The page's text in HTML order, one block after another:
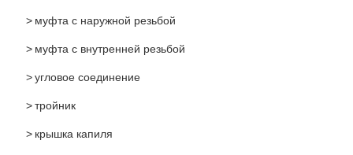
муфта с наружной резьбой
муфта с внутренней резьбой
угловое соединение
тройник
крышка капиля